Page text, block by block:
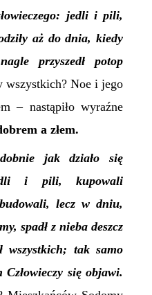
jedli i pili,
aż do dnia, kiedy
przyszedł potop
wszystkich? Noe i jego
– nastąpiło wyraźne
a złem.
jak działo się
i pili, kupowali
lecz w dniu,
spadł z nieba deszcz
tak samo
się objawi.